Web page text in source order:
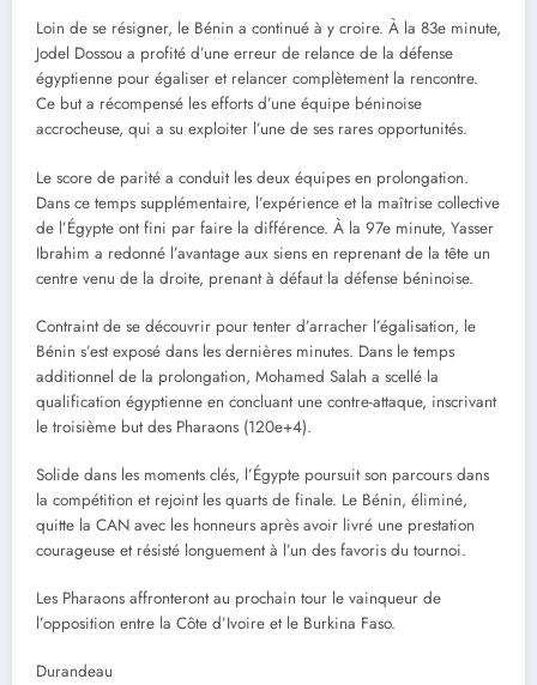
Loin de se résigner, le Bénin a continué à y croire. À la 83e minute,
Jodel Dossou a profité d’une erreur de relance de la défense
égyptienne pour égaliser et relancer complètement la rencontre.
Ce but a récompensé les efforts d’une équipe béninoise
accrocheuse, qui a su exploiter l’une de ses rares opportunités.
Le score de parité a conduit les deux équipes en prolongation.
Dans ce temps supplémentaire, l’expérience et la maîtrise collective
de l’Égypte ont fini par faire la différence. À la 97e minute, Yasser
Ibrahim a redonné l’avantage aux siens en reprenant de la tête un
centre venu de la droite, prenant à défaut la défense béninoise.
Contraint de se découvrir pour tenter d’arracher l’égalisation, le
Bénin s’est exposé dans les dernières minutes. Dans le temps
additionnel de la prolongation, Mohamed Salah a scellé la
qualification égyptienne en concluant une contre-attaque, inscrivant
le troisième but des Pharaons (120e+4).
Solide dans les moments clés, l’Égypte poursuit son parcours dans
la compétition et rejoint les quarts de finale. Le Bénin, éliminé,
quitte la CAN avec les honneurs après avoir livré une prestation
courageuse et résisté longuement à l’un des favoris du tournoi.
Les Pharaons affronteront au prochain tour le vainqueur de
l’opposition entre la Côte d’Ivoire et le Burkina Faso.
Durandeau